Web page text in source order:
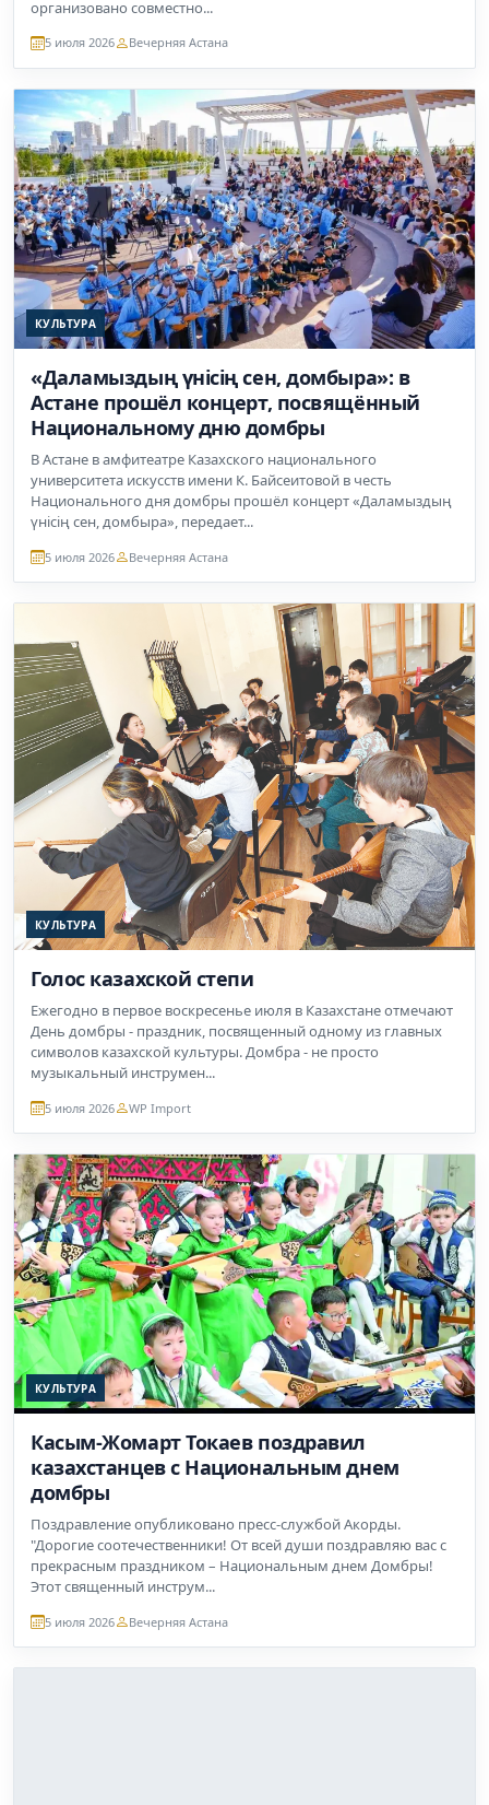
организовано совместно...
5 июля 2026 Вечерняя Астана
КУЛЬТУРА
«Даламыздың үнісің сен, домбыра»: в
Астане прошёл концерт, посвящённый
Национальному дню домбры
В Астане в амфитеатре Казахского национального
университета искусств имени К. Байсеитовой в честь
Национального дня домбры прошёл концерт «Даламыздың
үнісің сен, домбыра», передает...
5 июля 2026 Вечерняя Астана
КУЛЬТУРА
Голос казахской степи
Ежегодно в первое воскресенье июля в Казахстане отмечают
День домбры - праздник, посвященный одному из главных
символов казахской культуры. Домбра - не просто
музыкальный инструмен...
5 июля 2026 WP Import
КУЛЬТУРА
Касым-Жомарт Токаев поздравил
казахстанцев с Национальным днем
домбры
Поздравление опубликовано пресс-службой Акорды.
"Дорогие соотечественники! От всей души поздравляю вас с
прекрасным праздником – Национальным днем Домбры!
Этот священный инструм...
5 июля 2026 Вечерняя Астана